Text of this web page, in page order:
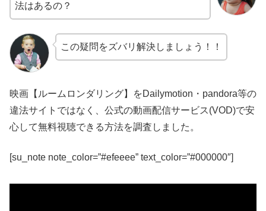
法はあるの？
この疑問をズバリ解決しましょう！！
映画【ルームロンダリング】をDailymotion・pandora等の
違法サイトではなく、公式の動画配信サービス(VOD)で安
心して無料視聴できる方法を調査しました。
[su_note note_color=”#efeeee” text_color=”#000000″]